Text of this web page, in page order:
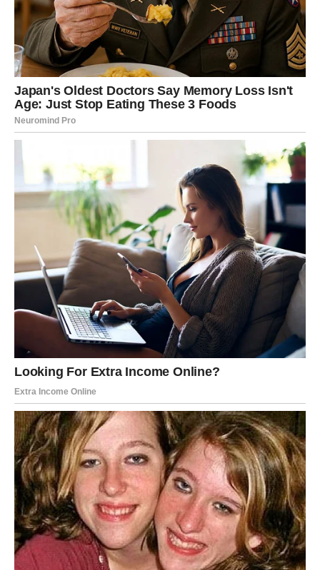
ŠKORPIJA – LJUBAV JAČA OD
PONOSA
Kada je reč o ljubavi, malo koji znak oseća tako duboko
kao Škorpija. Međutim, isto tako malo koji znak zna da
bude toliko tvrdoglav kada je povređen. Upravo zbog toga
mnogi veruju da se Škorpija nikada ne vraća osobi koja ju
je razočarala.
Ali sudbina za njih ima drugačiji plan.
Susret koji menja sve
Pred Škorpijama je period tokom kojeg će se dogoditi
nešto što nisu mogli ni da zamisle. Moguće je da će
sasvim slučajno ponovo ući u kontakt sa osobom iz
prošlosti.
Taj susret probudiće osećanja koja nikada nisu potpuno
nestala. Iako su godinama pokušavali da ubede sebe da je
kraj bio najbolja odluka, srce će početi da govori
drugačije.